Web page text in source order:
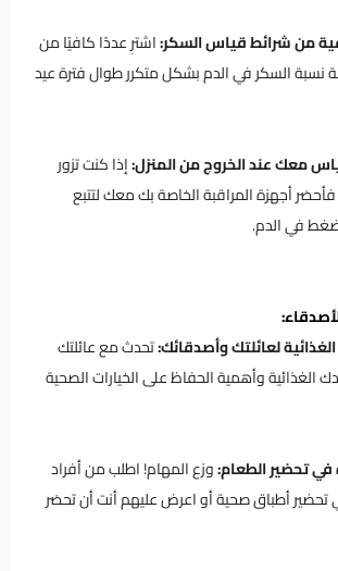
من شرائط قياس السكر:اشترِ عددًا كافيًا من
نسبة السكر في الدم بشكل متكرر طوال فترة عيد
معك عند الخروج من المنزل:إذا كنت تزور
فأحضر أجهزة المراقبة الخاصة بك معك لتتبع
في الدم.
لعائلتك وأصدقائك:تحدث مع عائلتك
وأهمية الحفاظ على الخيارات الصحية
تحضير الطعام:وزع المهام! اطلب من أفراد
تحضير أطباق صحية أو اعرض عليهم أنت أن تحضر